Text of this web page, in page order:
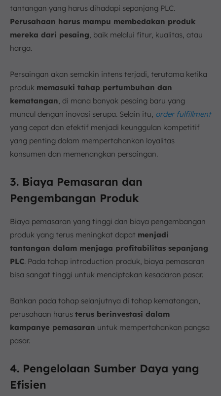
tantangan yang harus dihadapi sepanjang PLC.
Perusahaan harus mampu membedakan produk
mereka dari pesaing , baik melalui fitur, kualitas, atau
harga.
Persaingan akan semakin intens terjadi, terutama ketika
produk memasuki tahap pertumbuhan dan
kematangan , di mana banyak pesaing baru yang
muncul dengan inovasi serupa. Selain itu, order fulfillment
yang cepat dan efektif menjadi keunggulan kompetitif
yang penting dalam mempertahankan loyalitas
konsumen dan memenangkan persaingan.
3. Biaya Pemasaran dan
Pengembangan Produk
Biaya pemasaran yang tinggi dan biaya pengembangan
produk yang terus meningkat dapat menjadi
tantangan dalam menjaga profitabilitas sepanjang
PLC. Pada tahap introduction produk, biaya pemasaran
bisa sangat tinggi untuk menciptakan kesadaran pasar.
Bahkan pada tahap selanjutnya di tahap kematangan,
perusahaan harus terus berinvestasi dalam
kampanye pemasaran untuk mempertahankan pangsa
pasar.
4. Pengelolaan Sumber Daya yang
Efisien